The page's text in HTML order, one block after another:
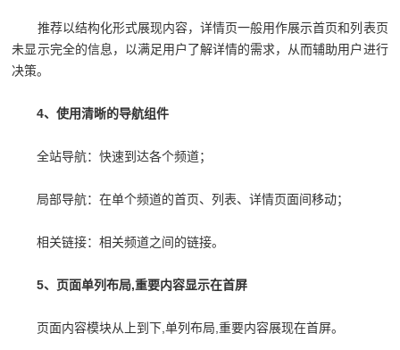
推荐以结构化形式展现内容，详情页一般用作展示首页和列表页
未显示完全的信息，以满足用户了解详情的需求，从而辅助用户进行
决策。
4、使用清晰的导航组件
全站导航：快速到达各个频道；
局部导航：在单个频道的首页、列表、详情页面间移动；
相关链接：相关频道之间的链接。
5、页面单列布局,重要内容显示在首屏
页面内容模块从上到下,单列布局,重要内容展现在首屏。